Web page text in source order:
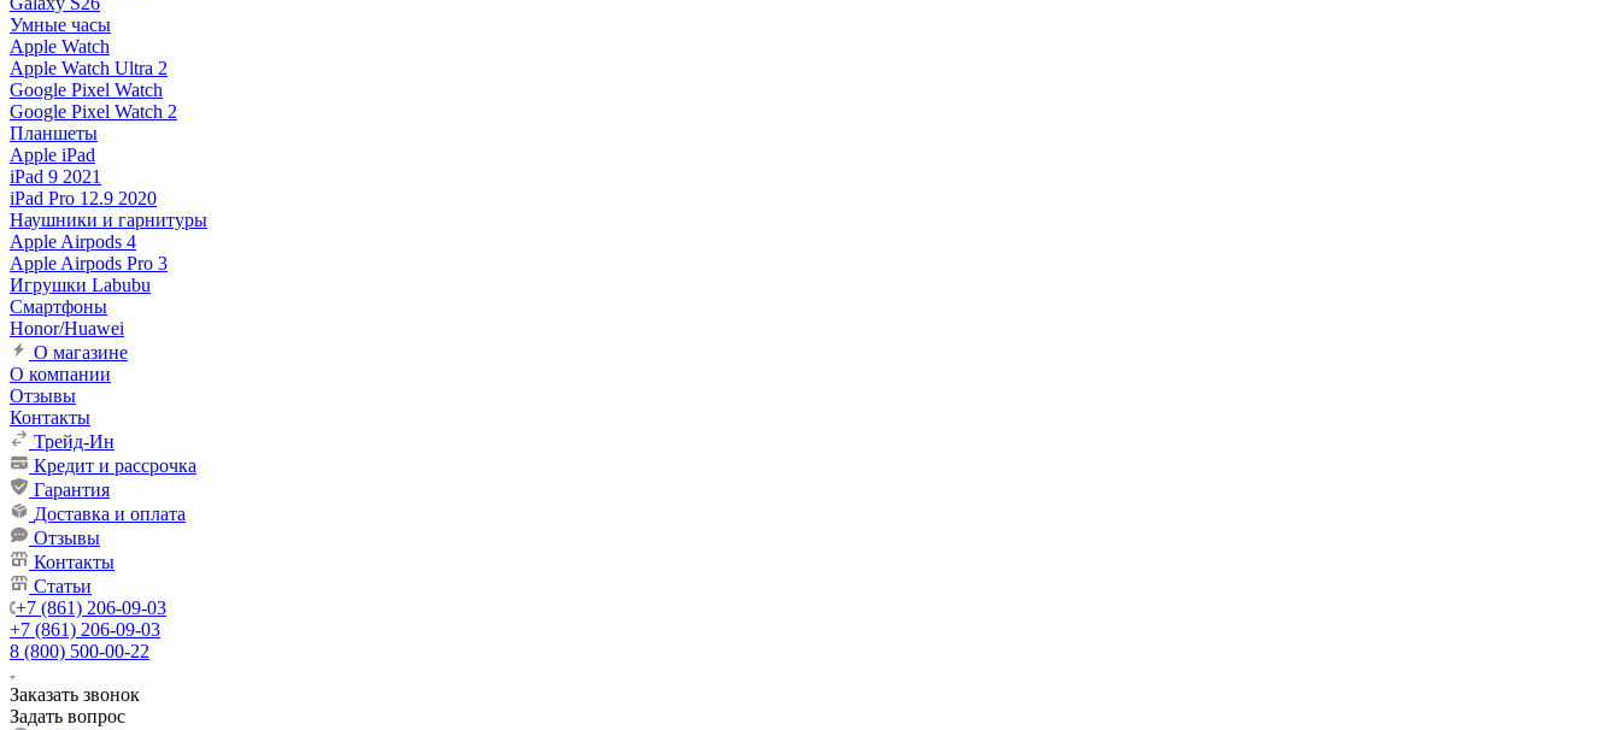
Умные часы
Apple Watch
Apple Watch Ultra 2
Google Pixel Watch
Google Pixel Watch 2
Планшеты
Apple iPad
iPad 9 2021
iPad Pro 12.9 2020
Наушники и гарнитуры
Apple Airpods 4
Apple Airpods Pro 3
Игрушки Labubu
Смартфоны
Honor/Huawei
О магазине
О компании
Отзывы
Контакты
Трейд-Ин
Кредит и рассрочка
Гарантия
Доставка и оплата
Отзывы
Контакты
Статьи
+7 (861) 206-09-03
+7 (861) 206-09-03
8 (800) 500-00-22
Заказать звонок
Задать вопрос